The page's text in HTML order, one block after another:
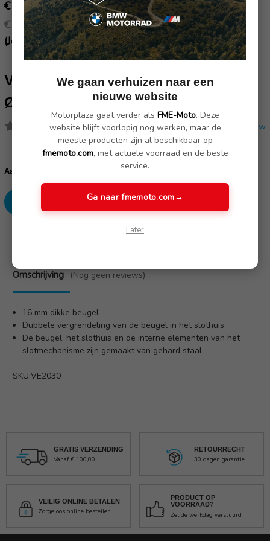
€ 62.65
€ 69.60
(Je bespaart € 6.95)
VECTOR BLOK + SCHIJFREMSLOT
Ø16MM (ART4 GOEDGEKEURD)
(Nog geen reviews) Schrijf een review
voorraad:
Aantal:
Omschrijving (Nog geen reviews)
16 mm dikke beugel
Dubbele vergrendeling van de beugel in het slothuis
De beugel, het slothuis en de interne elementen van het
slotmechanisme zijn gemaakt van gehard staal.
SKU:VE2030
GRATIS VERZENDING
Vanaf € 100,00
RETOURRECHT
30 dagen garantie
VEILIG ONLINE BETALEN
Zorgeloos online bestellen
PRODUCT OP
VOORRAAD?
Zelfde werkdag verstuurd
We gaan verhuizen naar een
nieuwe website
Motorplaza gaat verder als FME-Moto. Deze
website blijft voorlopig nog werken, maar de
meeste producten zijn al beschikbaar op
fmemoto.com, met actuele voorraad en de beste
service.
Ga naar fmemoto.com→
Later